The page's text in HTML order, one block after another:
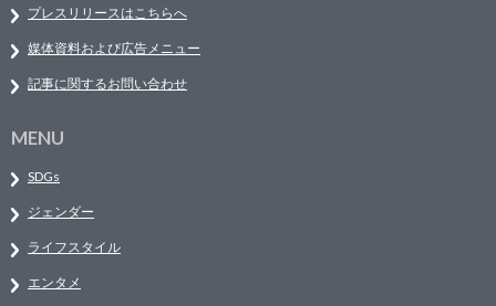
プレスリリースはこちらへ
媒体資料および広告メニュー
記事に関するお問い合わせ
MENU
SDGs
ジェンダー
ライフスタイル
エンタメ